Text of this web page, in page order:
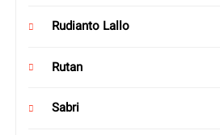
Rudianto Lallo
Rutan
Sabri